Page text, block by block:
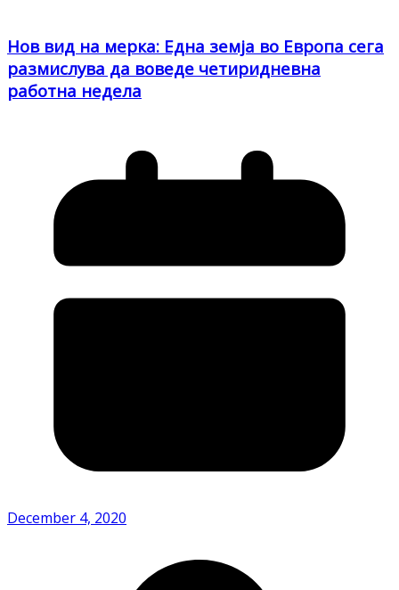
Нов вид на мерка: Една земја во Европа сега
размислува да воведе четиридневна
работна недела
December 4, 2020